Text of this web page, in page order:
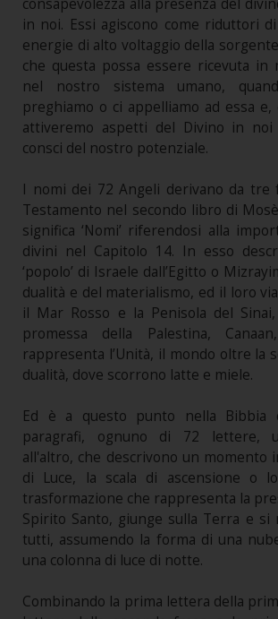
consapevolezza alla presenza del
in noi. Essi agiscono come riduttori
energie di alto voltaggio della
che questa possa essere ricevuta in
nel nostro sistema umano,
preghiamo o ci appelliamo ad essa e,
attiveremo aspetti del Divino in noi
consci del nostro potenziale.
I nomi dei 72 Angeli derivano da tre
Testamento nel secondo libro di
significa ‘Nomi’ riferendosi alla
divini nel Capitolo 14. In esso
‘popolo’ di Israele dall’Egitto o
dualità e del materialismo, ed il loro
il Mar Rosso e la Penisola del
promessa della Palestina,
rappresenta l’Unità, il mondo oltre la
dualità, dove scorrono latte e miele.
Ed è a questo punto nella Bibbia
paragrafi, ognuno di 72 lettere,
all'altro, che descrivono un momento
di Luce, la scala di ascensione o
trasformazione che rappresenta la
Spirito Santo, giunge sulla Terra e si
tutti, assumendo la forma di una
una colonna di luce di notte.
Combinando la prima lettera della